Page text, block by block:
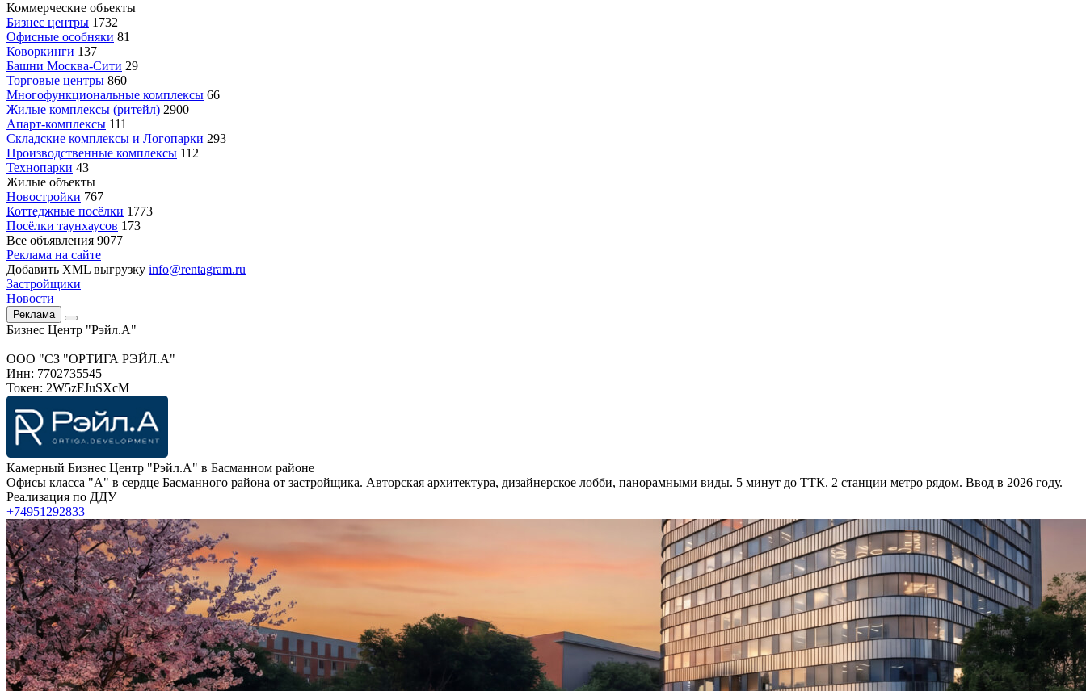
Коммерческие объекты
Бизнес центры 1732
Офисные особняки 81
Коворкинги 137
Башни Москва-Сити 29
Торговые центры 860
Многофункциональные комплексы 66
Жилые комплексы (ритейл) 2900
Апарт-комплексы 111
Складские комплексы и Логопарки 293
Производственные комплексы 112
Технопарки 43
Жилые объекты
Новостройки 767
Коттеджные посёлки 1773
Посёлки таунхаусов 173
Все объявления 9077
Реклама на сайте
Добавить XML выгрузку info@rentagram.ru
Застройщики
Новости
Реклама
Бизнес Центр "Рэйл.А"
ООО "СЗ "ОРТИГА РЭЙЛ.А"
Инн: 7702735545
Токен: 2W5zFJuSXcM
Камерный Бизнес Центр "Рэйл.А" в Басманном районе
Офисы класса "А" в сердце Басманного района от застройщика. Авторская архитектура, дизайнерское лобби, панорамными виды. 5 минут до ТТК. 2 станции метро рядом. Ввод в 2026 году.
Реализация по ДДУ
+74951292833